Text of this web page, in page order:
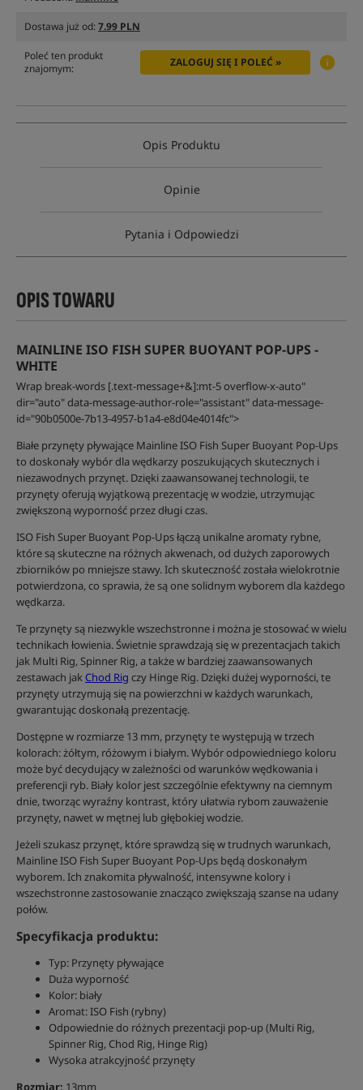
Dostawa już od:7.99 PLN
Poleć ten produkt
znajomym:
ZALOGUJ SIĘ I POLEĆ »
Opis Produktu
Opinie
Pytania i Odpowiedzi
OPIS TOWARU
MAINLINE ISO FISH SUPER BUOYANT POP-UPS -
WHITE
Wrap break-words [.text-message+&]:mt-5 overflow-x-auto"
dir="auto" data-message-author-role="assistant" data-message-
id="90b0500e-7b13-4957-b1a4-e8d04e4014fc">
Białe przynęty pływające Mainline ISO Fish Super Buoyant Pop-Ups
to doskonały wybór dla wędkarzy poszukujących skutecznych i
niezawodnych przynęt. Dzięki zaawansowanej technologii, te
przynęty oferują wyjątkową prezentację w wodzie, utrzymując
zwiększoną wyporność przez długi czas.
ISO Fish Super Buoyant Pop-Ups łączą unikalne aromaty rybne,
które są skuteczne na różnych akwenach, od dużych zaporowych
zbiorników po mniejsze stawy. Ich skuteczność została wielokrotnie
potwierdzona, co sprawia, że są one solidnym wyborem dla każdego
wędkarza.
Te przynęty są niezwykle wszechstronne i można je stosować w wielu
technikach łowienia. Świetnie sprawdzają się w prezentacjach takich
jak Multi Rig, Spinner Rig, a także w bardziej zaawansowanych
zestawach jak Chod Rig czy Hinge Rig. Dzięki dużej wyporności, te
przynęty utrzymują się na powierzchni w każdych warunkach,
gwarantując doskonałą prezentację.
Dostępne w rozmiarze 13 mm, przynęty te występują w trzech
kolorach: żółtym, różowym i białym. Wybór odpowiedniego koloru
może być decydujący w zależności od warunków wędkowania i
preferencji ryb. Biały kolor jest szczególnie efektywny na ciemnym
dnie, tworząc wyraźny kontrast, który ułatwia rybom zauważenie
przynęty, nawet w mętnej lub głębokiej wodzie.
Jeżeli szukasz przynęt, które sprawdzą się w trudnych warunkach,
Mainline ISO Fish Super Buoyant Pop-Ups będą doskonałym
wyborem. Ich znakomita pływalność, intensywne kolory i
wszechstronne zastosowanie znacząco zwiększają szanse na udany
połów.
Specyfikacja produktu:
Typ: Przynęty pływające
Duża wyporność
Kolor: biały
Aromat: ISO Fish (rybny)
Odpowiednie do różnych prezentacji pop-up (Multi Rig,
Spinner Rig, Chod Rig, Hinge Rig)
Wysoka atrakcyjność przynęty